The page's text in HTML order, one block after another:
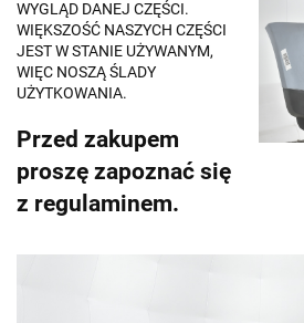
WYGLĄD DANEJ CZĘŚCI.
WIĘKSZOŚĆ NASZYCH CZĘŚCI
JEST W STANIE UŻYWANYM,
WIĘC NOSZĄ ŚLADY
UŻYTKOWANIA.
Przed zakupem
proszę zapoznać się
z regulaminem.